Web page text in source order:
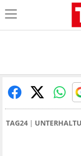
TAG24